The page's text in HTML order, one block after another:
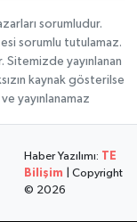
sorumludur.
sorumlu tutulamaz.
Sitemizde yayınlanan
kaynak gösterilse
yayınlanamaz
Haber Yazılımı: TE
Bilişim | Copyright
© 2026